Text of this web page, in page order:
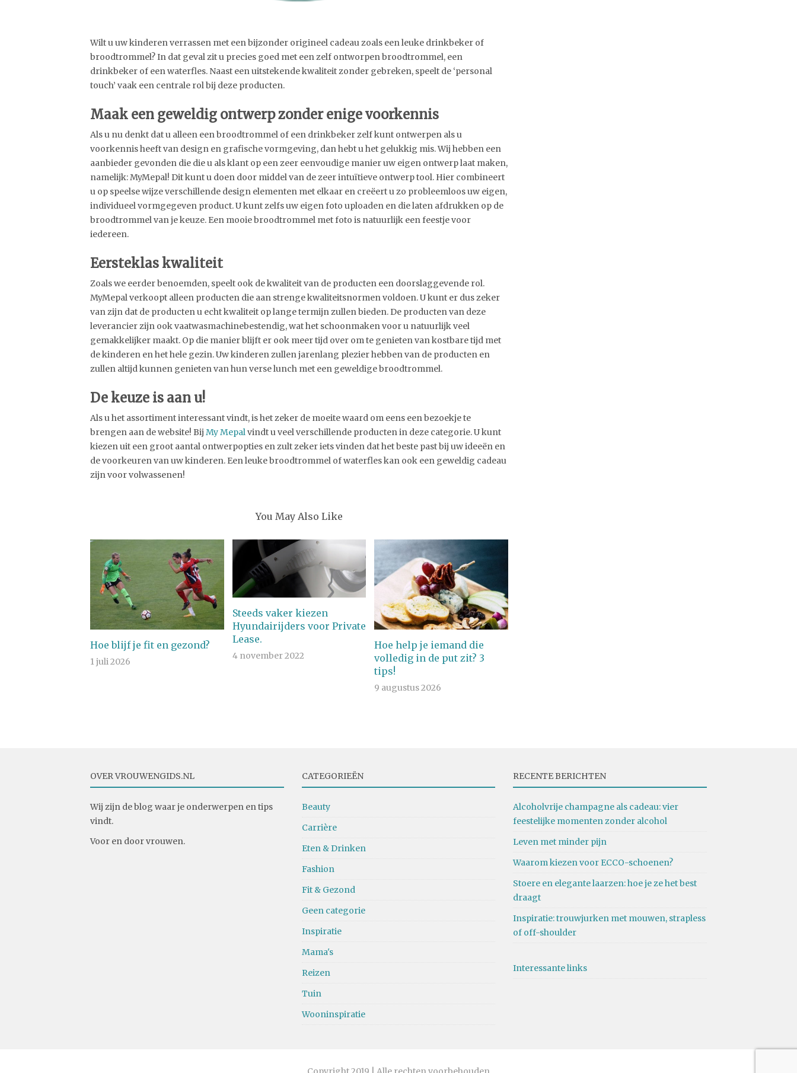
Wilt u uw kinderen verrassen met een bijzonder origineel cadeau zoals een leuke drinkbeker of
broodtrommel? In dat geval zit u precies goed met een zelf ontworpen broodtrommel, een
drinkbeker of een waterfles. Naast een uitstekende kwaliteit zonder gebreken, speelt de ‘personal
touch’ vaak een centrale rol bij deze producten.
Maak een geweldig ontwerp zonder enige voorkennis
Als u nu denkt dat u alleen een broodtrommel of een drinkbeker zelf kunt ontwerpen als u
voorkennis heeft van design en grafische vormgeving, dan hebt u het gelukkig mis. Wij hebben een
aanbieder gevonden die die u als klant op een zeer eenvoudige manier uw eigen ontwerp laat maken,
namelijk: MyMepal! Dit kunt u doen door middel van de zeer intuïtieve ontwerp tool. Hier combineert
u op speelse wijze verschillende design elementen met elkaar en creëert u zo probleemloos uw eigen,
individueel vormgegeven product. U kunt zelfs uw eigen foto uploaden en die laten afdrukken op de
broodtrommel van je keuze. Een mooie broodtrommel met foto is natuurlijk een feestje voor
iedereen.
Eersteklas kwaliteit
Zoals we eerder benoemden, speelt ook de kwaliteit van de producten een doorslaggevende rol.
MyMepal verkoopt alleen producten die aan strenge kwaliteitsnormen voldoen. U kunt er dus zeker
van zijn dat de producten u echt kwaliteit op lange termijn zullen bieden. De producten van deze
leverancier zijn ook vaatwasmachinebestendig, wat het schoonmaken voor u natuurlijk veel
gemakkelijker maakt. Op die manier blijft er ook meer tijd over om te genieten van kostbare tijd met
de kinderen en het hele gezin. Uw kinderen zullen jarenlang plezier hebben van de producten en
zullen altijd kunnen genieten van hun verse lunch met een geweldige broodtrommel.
De keuze is aan u!
Als u het assortiment interessant vindt, is het zeker de moeite waard om eens een bezoekje te
brengen aan de website! Bij My Mepal vindt u veel verschillende producten in deze categorie. U kunt
kiezen uit een groot aantal ontwerpopties en zult zeker iets vinden dat het beste past bij uw ideeën en
de voorkeuren van uw kinderen. Een leuke broodtrommel of waterfles kan ook een geweldig cadeau
zijn voor volwassenen!
You May Also Like
Hoe blijf je fit en gezond?
1 juli 2026
Steeds vaker kiezen
Hyundairijders voor Private
Lease.
4 november 2022
Hoe help je iemand die
volledig in de put zit? 3
tips!
9 augustus 2026
OVER VROUWENGIDS.NL
Wij zijn de blog waar je onderwerpen en tips
vindt.
Voor en door vrouwen.
CATEGORIEËN
Beauty
Carrière
Eten & Drinken
Fashion
Fit & Gezond
Geen categorie
Inspiratie
Mama's
Reizen
Tuin
Wooninspiratie
RECENTE BERICHTEN
Alcoholvrije champagne als cadeau: vier
feestelijke momenten zonder alcohol
Leven met minder pijn
Waarom kiezen voor ECCO-schoenen?
Stoere en elegante laarzen: hoe je ze het best
draagt
Inspiratie: trouwjurken met mouwen, strapless
of off-shoulder
Interessante links